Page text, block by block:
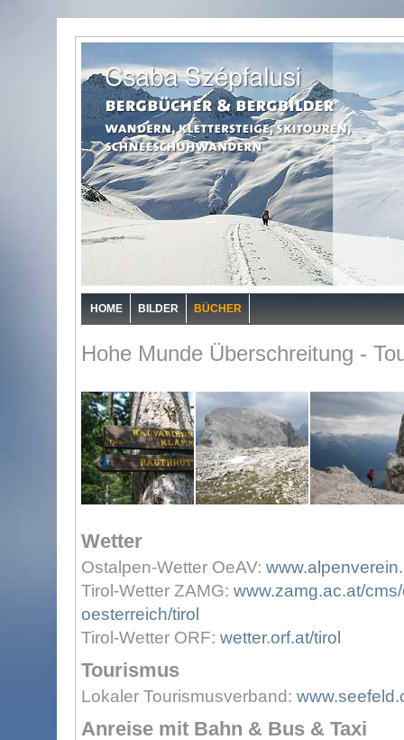
HOME BILDER BÜCHER
Hohe Munde Überschreitung -
Wetter
Ostalpen-Wetter OeAV:
Tirol-Wetter ZAMG: www.zamg.ac.at/
oesterreich/tirol
Tirol-Wetter ORF: wetter.orf.at/tirol
Tourismus
Lokaler Tourismusverband:
Anreise mit Bahn & Bus & Taxi